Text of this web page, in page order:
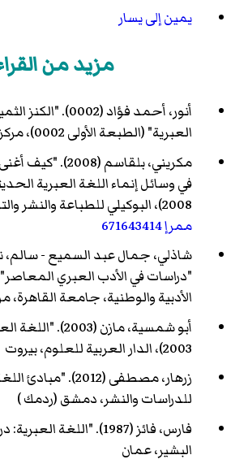
يمين إلى يسار
مزيد من
أنور، أحمد فؤاد
العبرية" (الطبعة الأولى 0002)، مركز الراية للنشر والإعلام
مكريني، بلقاسم
في وسائل إنماء اللغة العبرية
2008)، البوكيلي للطباعة والنشر والتوزيع (
ممرإ671643414
"دراسات في الأدب العبري
الأدبية والوطنية، جامعة القاهرة،
أبو شمسية، مازن
2003)، الدار العربية للعلوم، بيروت
زرهار، مصطفى
للدراسات والنشر، دمشق (ردمك)
فارس، فائز (1987). "اللغة
البشير، عمان